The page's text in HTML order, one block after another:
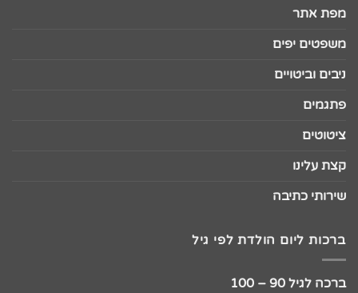
מפת אתר
משפטים יפים
ניבים וביטויים
פתגמים
ציטוטים
קצת עלינו
שירותי כתיבה
ברכות ליום הולדת לפי גיל
ברכה לגיל 90 – 100